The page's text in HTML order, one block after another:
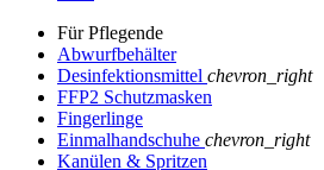
Für Pflegende
Abwurfbehälter
Desinfektionsmittel chevron_right
FFP2 Schutzmasken
Fingerlinge
Einmalhandschuhe chevron_right
Kanülen & Spritzen